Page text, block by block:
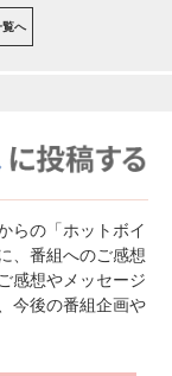
覧へ
らの「ホットボイ
、番組へのご感想
感想やメッセージ
今後の番組企画や